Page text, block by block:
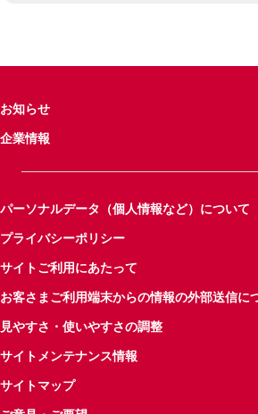
お知らせ
企業情報
パーソナルデータ（個人情報など）について
プライバシーポリシー
サイトご利用にあたって
お客さまご利用端末からの情報の外部送信に
見やすさ・使いやすさの調整
サイトメンテナンス情報
サイトマップ